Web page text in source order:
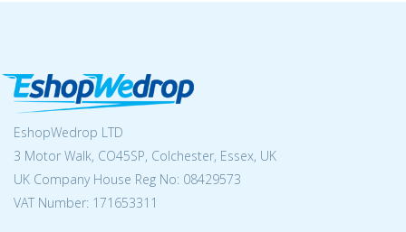
EshopWedrop LTD
3 Motor Walk, CO45SP, Colchester, Essex, UK
UK Company House Reg No: 08429573
VAT Number: 171653311